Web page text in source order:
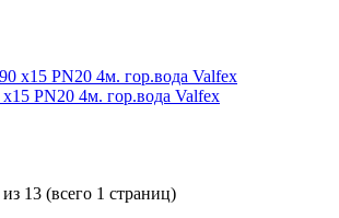
PN20 4м. гор.вода Valfex
13 (всего 1 страниц)